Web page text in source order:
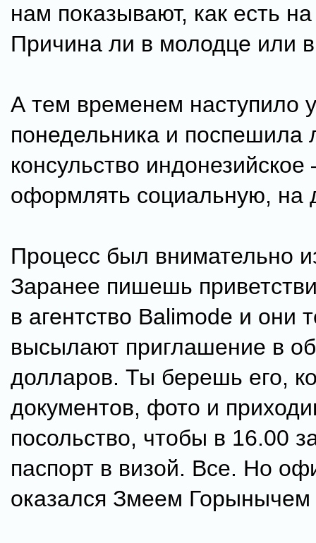
нам показывают, как есть
Причина ли в молодце или
А тем временем наступило
понедельника и поспешила
консульство индонезийское
оформлять социальную, на
Процесс был внимательно
Заранее пишешь
в агентство Balimode и они
высылают приглашение в
долларов. Ты берешь его,
документов, фото и
посольство, чтобы в 16.00
паспорт в визой. Все. Но
оказался Змеем Горынычем